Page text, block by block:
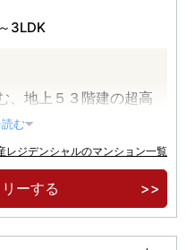
3LDK
、地上５３階建の超高
模複合再開発プロジェ
駅徒歩１０分
む
レジデンシャルのマンション一覧
ーする